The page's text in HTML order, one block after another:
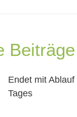
Beiträge
Endet mit
Tages